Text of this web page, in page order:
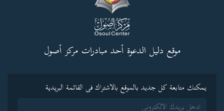
موقع دليل الدعوة أحد مبادرات مركز أصول
يمكنك متابعة كل جديد بالموقع بالاشتراك فى القائمة البريدية